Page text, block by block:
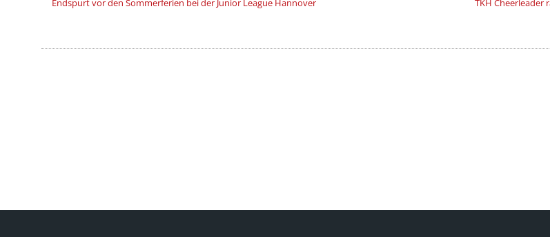
Endspurt vor den Sommerferien bei der Junior League Hannover TKH Cheerleader